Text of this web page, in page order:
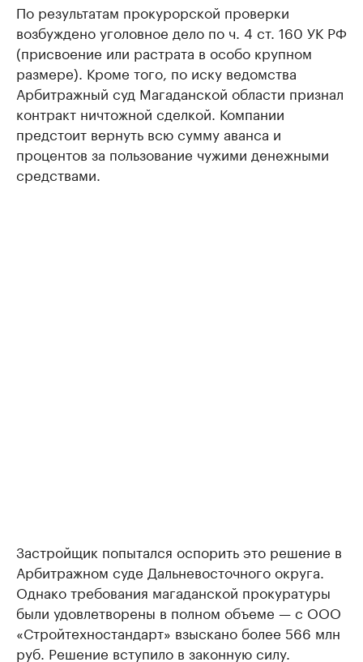
По результатам прокурорской проверки
возбуждено уголовное дело по ч. 4 ст. 160 УК РФ
(присвоение или растрата в особо крупном
размере). Кроме того, по иску ведомства
Арбитражный суд Магаданской области признал
контракт ничтожной сделкой. Компании
предстоит вернуть всю сумму аванса и
процентов за пользование чужими денежными
средствами.
Застройщик попытался оспорить это решение в
Арбитражном суде Дальневосточного округа.
Однако требования магаданской прокуратуры
были удовлетворены в полном объеме — с ООО
«Стройтехностандарт» взыскано более 566 млн
руб. Решение вступило в законную силу.